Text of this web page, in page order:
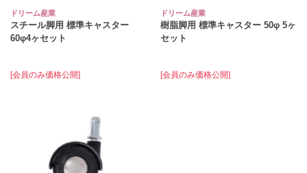
ドリーム産業
スチール脚用 標準キャスター
60φ4ヶセット
[会員のみ価格公開]
ドリーム産業
樹脂脚用 標準キャスター 50φ 5ヶ
セット
[会員のみ価格公開]